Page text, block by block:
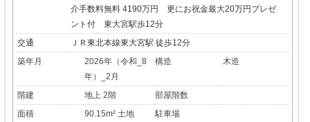
介手数料無料 4190万円 更にお祝金最大20万円プレゼ
ント付 東大宮駅歩12分
交通
ＪＲ東北本線東大宮駅 徒歩12分
築年月
2026年（令和_8
年）_2月
構造 木造
階建 地上 2階
部屋階数
面積
90.15m² 土地
駐車場